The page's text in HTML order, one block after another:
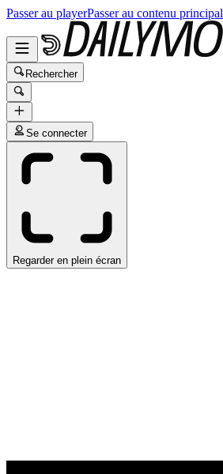
Passer au playerPasser au contenu principal
Rechercher
Se connecter
Regarder en plein écran